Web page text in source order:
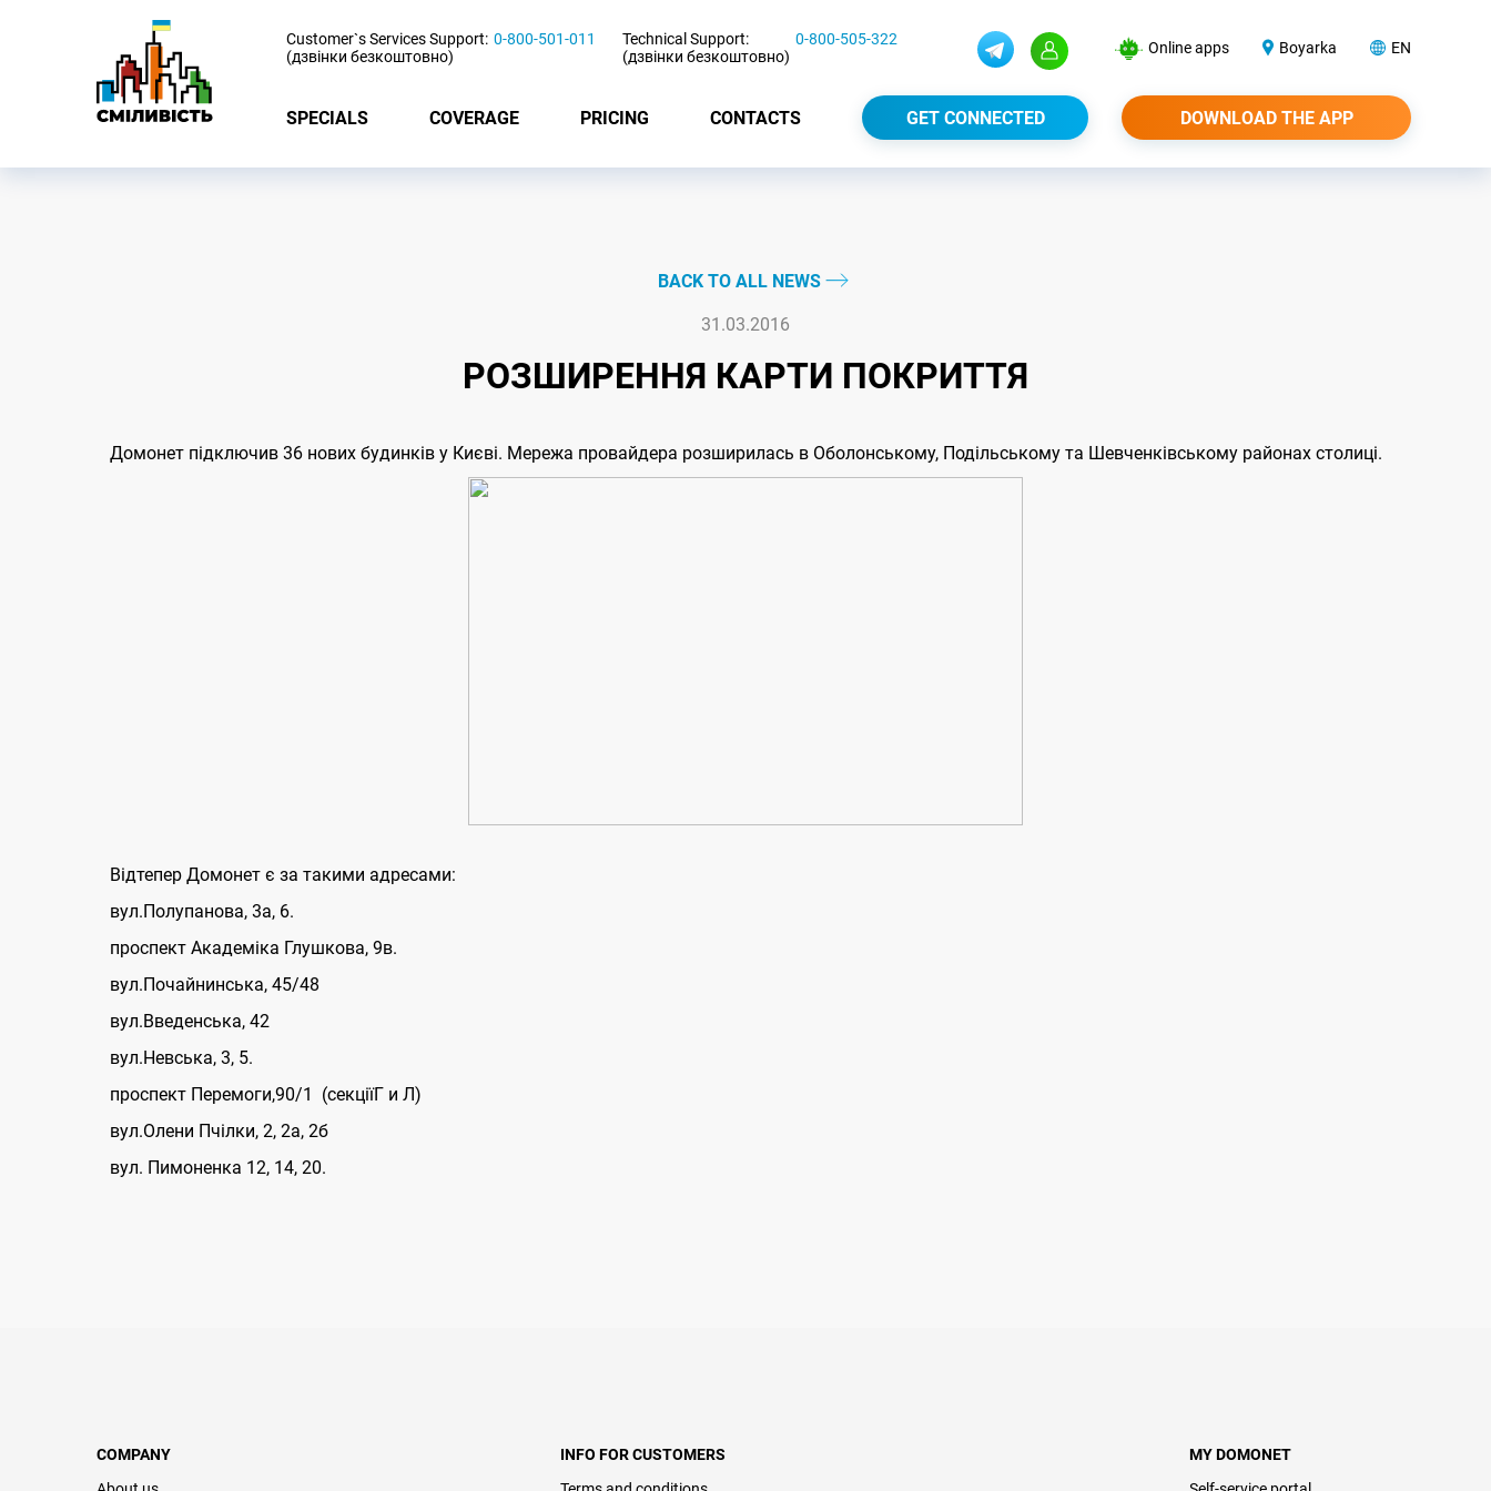
Customer`s Services Support:
(дзвінки безкоштовно)
0-800-501-011
Technical Support:
(дзвінки безкоштовно)
0-800-505-322 Online apps Boyarka EN
SPECIALS COVERAGE PRICING CONTACTS GET CONNECTED DOWNLOAD THE APP
BACK TO ALL NEWS
31.03.2016
РОЗШИРЕННЯ КАРТИ ПОКРИТТЯ
Домонет підключив 36 нових будинків у Києві. Мережа провайдера розширилась в Оболонському, Подільському та Шевченківському районах столиці.
Відтепер Домонет є за такими адресами:
вул.Полупанова, 3а, 6.
проспект Академіка Глушкова, 9в.
вул.Почайнинська, 45/48
вул.Введенська, 42
вул.Невська, 3, 5.
проспект Перемоги,90/1 (секціїГ и Л)
вул.Олени Пчілки, 2, 2а, 2б
вул. Пимоненка 12, 14, 20.
COMPANY
INFO FOR CUSTOMERS
MY DOMONET